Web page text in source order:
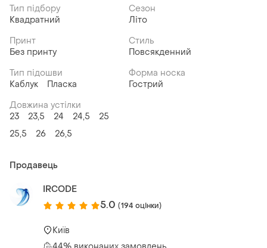
Тип підбору
Квадратний
Сезон
Літо
Принт
Без принту
Стиль
Повсякденний
Тип підошви
Каблук
Пласка
Форма носка
Гострий
Довжина устілки
23
23,5 24 24,5
25
25,5
26 26,5
Продавець
IRCODE
5.0 (194 оцінки)
Київ